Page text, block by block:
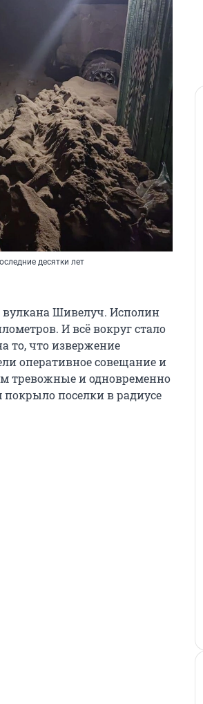
десятки лет
Шивелуч. Исполин
И всё вокруг стало
то, что извержение
оперативное совещание и
тревожные и одновременно
поселки в радиусе